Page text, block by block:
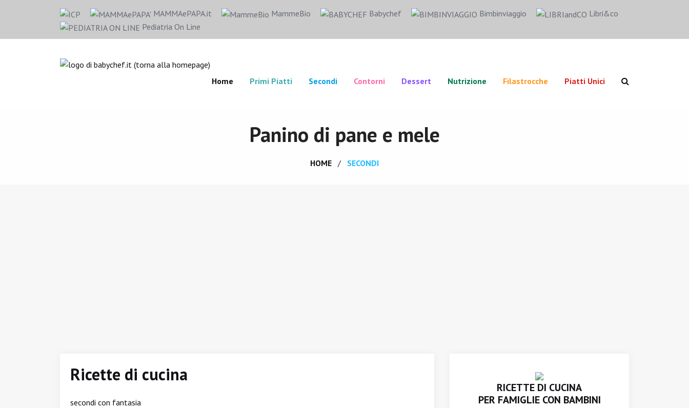
MAMMAePAPA.it MammeBio Babychef Bimbinviaggio
Libri&co
Pediatria On Line
Home Primi Piatti Secondi Contorni Dessert Nutrizione Filastrocche Piatti Unici
Panino di pane e mele
HOME SECONDI
Ricette di cucina
secondi con fantasia
RICETTE DI CUCINA
PER FAMIGLIE CON BAMBINI